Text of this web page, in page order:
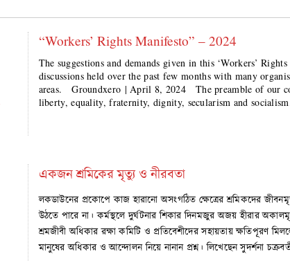
“Workers’ Rights Manifesto” – 2024
The suggestions and demands given in this ‘Workers’
discussions held over the past few months with many
areas. Groundxero | April 8, 2024 The preamble of our
liberty, equality, fraternity, dignity, secularism and
একজন শ্রমিকের মৃত্যু ও নীরবতা
লকডাউনের প্রকোপে কাজ হারানো অসংগঠিত ক্ষেত্রের শ্রমিকদের
উঠতে পারে না। কর্মস্থলে দুর্ঘটনার শিকার দিনমজুর অজয় হীরার
শ্রমজীবী অধিকার রক্ষা কমিটি ও প্রতিবেশীদের সহায়তায় ক্ষতিপূরণ
মানুষের অধিকার ও আন্দোলন নিয়ে নানান প্রশ্ন। লিখেছেন সুদর্শনা